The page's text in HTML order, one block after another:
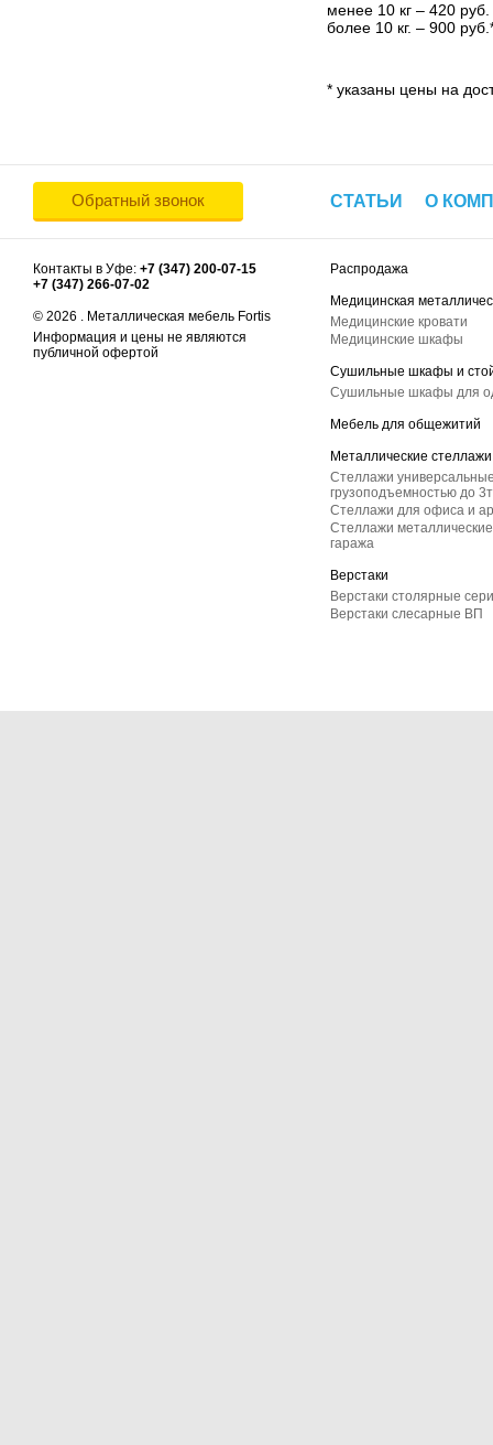
менее 10 кг – 420 руб.
более 10 кг. – 900
* указаны цены на
Обратный звонок СТАТЬИ О
Контакты в Уфе: +7 (347) 200-07-15
+7 (347) 266-07-02
© 2026 . Металлическая мебель Fortis
Информация и цены не являются
публичной офертой
Распродажа
Медицинская
Медицинские кровати
Медицинские шкафы
Сушильные шкафы и
Сушильные шкафы для
Мебель для общежитий
Металлические стеллажи
Стеллажи
грузоподъемностью до
Стеллажи для офиса и
Стеллажи
гаража
Верстаки
Верстаки столярные
Верстаки слесарные ВП